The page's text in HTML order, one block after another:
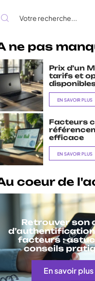
ne pas
Prix d’un
tarifs et
EN SAVOIR PLUS
Facteurs
efficace
EN SAVOIR PLUS
coeur de
Retrouver son
facteurs :
conseils
En savoir plus